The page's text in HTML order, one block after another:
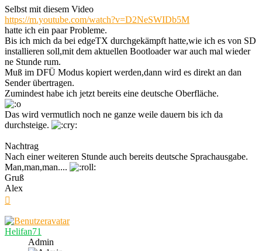
Selbst mit diesem Video
https://m.youtube.com/watch?v=D2NeSWIDb5M
hatte ich ein paar Probleme.
Bis ich mich da bei edgeTX durchgekämpft hatte,wie ich es von SD
installieren soll,mit dem aktuellen Bootloader war auch mal wieder
ne Stunde rum.
Muß im DFÜ Modus kopiert werden,dann wird es direkt an dan
Sender übertragen.
Zumindest habe ich jetzt bereits eine deutsche Oberfläche.
Das wird vermutlich noch ne ganze weile dauern bis ich da
durchsteige.
Nachtrag
Nach einer weiteren Stunde auch bereits deutsche Sprachausgabe.
Man,man,man....
Gruß
Alex
Helifan71
Admin